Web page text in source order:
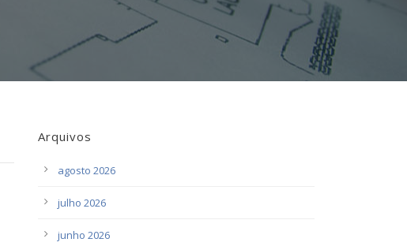
Arquivos
agosto 2026
julho 2026
junho 2026